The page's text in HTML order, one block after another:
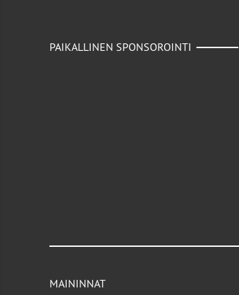
PAIKALLINEN SPONSOROINTI
MAININNAT